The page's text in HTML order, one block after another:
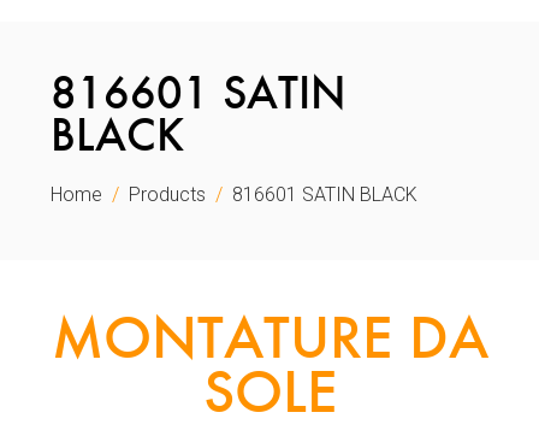
816601 SATIN
BLACK
Home Products 816601 SATIN BLACK
MONTATURE DA
SOLE